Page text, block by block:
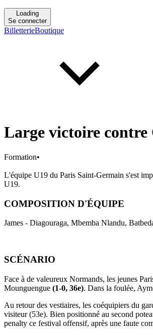
Loading
Se connecter
BilletterieBoutique
Large victoire
Formation•
L'équipe U19 du Paris Saint-Germain s'est
U19.
COMPOSITION D'ÉQUIPE
James - Diagouraga, Mbemba Nlandu,
SCÉNARIO
Face à de valeureux Normands, les jeunes
Mounguengue (1-0, 36e). Dans la foulée,
Au retour des vestiaires, les coéquipiers du
visiteur (53e). Bien positionné au second
penalty ce festival offensif, après une faute